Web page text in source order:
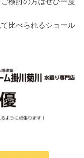
比べられるショール